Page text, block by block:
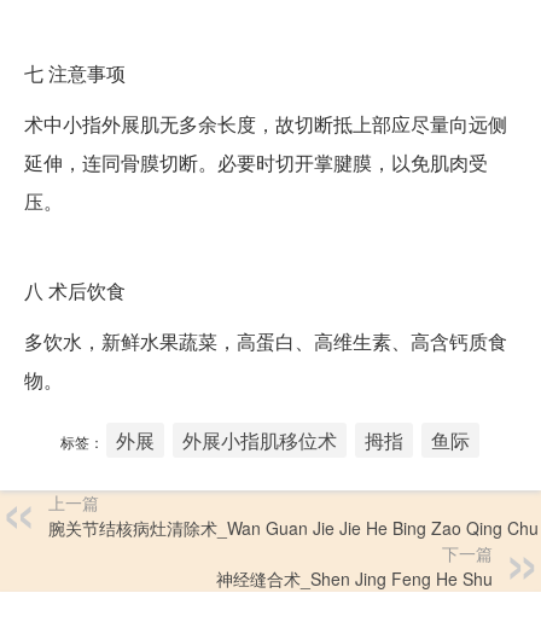
七注意事项
术中小指外展肌无多余长度，故切断抵上部应尽量向远侧
延伸，连同骨膜切断。必要时切开掌腱膜，以免肌肉受
压。
八 术后饮食
多饮水，新鲜水果蔬菜，高蛋白、高维生素、高含钙质食
物。
标签： 外展 外展小指肌移位术 拇指 鱼际
上一篇
腕关节结核病灶清除术_Wan Guan Jie Jie He Bing Zao Qing
下一篇
神经缝合术_Shen Jing Feng He Shu